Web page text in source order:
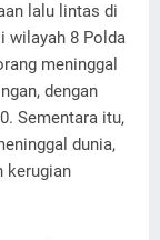
lalu lintas di
wilayah 8 Polda
meninggal
dengan
Sementara itu,
dunia,
kerugian